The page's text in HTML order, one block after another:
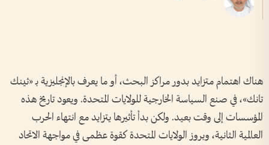
هناك اهتمام متزايد بدور مراكز البحث، أو ما يعرف بالإنجليزية بـ «ثينك
تانك»، في صنع السياسة الخارجية للولايات المتحدة. ويعود تاريخ هذه
المؤسسات إلى وقت بعيد. ولكن بدأ تأثيرها يتزايد مع انتهاء الحرب
العالمية الثانية، وبروز الولايات المتحدة كقوة عظمى في مواجهة الاتحاد